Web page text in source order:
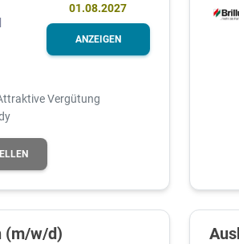
01.08.2027
ANZEIGEN
Vergütung
(m/w/d)